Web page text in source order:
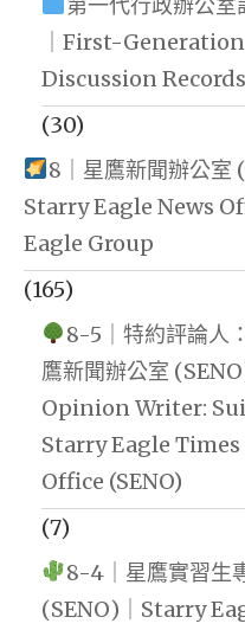
｜First-
Discussion
(30)
8｜星鷹新聞辦公室
Starry Eagle News
Eagle Group
(165)
8-5｜特約評論人
鷹新聞辦公室
Opinion Writer:
Starry Eagle
Office (SENO)
(7)
8-4｜星鷹實習生
(SENO)｜Starry